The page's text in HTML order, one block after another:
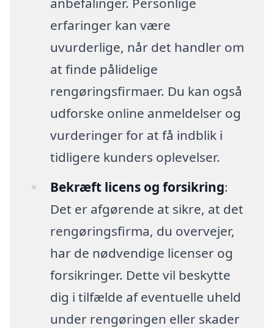
erfaringer kan være
uvurderlige, når det handler om
at finde pålidelige
rengøringsfirmaer. Du kan også
udforske online anmeldelser og
vurderinger for at få indblik i
tidligere kunders oplevelser.
Bekræft licens og forsikring:
Det er afgørende at sikre, at det
rengøringsfirma, du overvejer,
har de nødvendige licenser og
forsikringer. Dette vil beskytte
dig i tilfælde af eventuelle uheld
under rengøringen eller skader